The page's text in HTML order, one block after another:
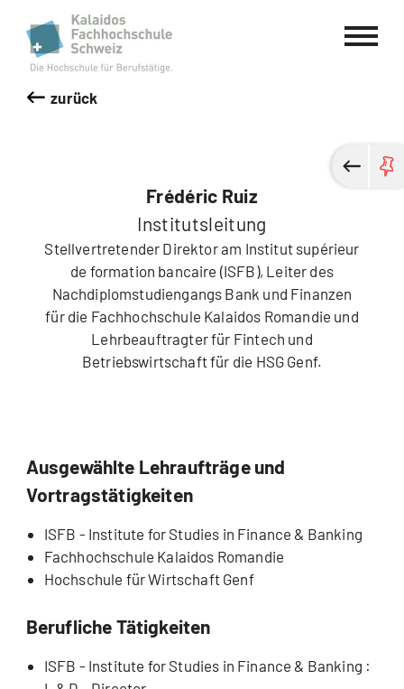
Kalaidos Fachhochschule Schweiz
zurück
Frédéric Ruiz
Institutsleitung
Stellvertretender Direktor am Institut supérieur
de formation bancaire (ISFB), Leiter des
Nachdiplomstudiengangs Bank und Finanzen
für die Fachhochschule Kalaidos Romandie und
Lehrbeauftragter für Fintech und
Betriebswirtschaft für die HSG Genf.
Ausgewählte Lehraufträge und
Vortragstätigkeiten
ISFB - Institute for Studies in Finance & Banking
Fachhochschule Kalaidos Romandie
Hochschule für Wirtschaft Genf
Berufliche Tätigkeiten
ISFB - Institute for Studies in Finance & Banking :